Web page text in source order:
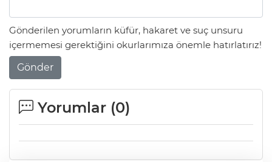
Gönderilen yorumların küfür, hakaret ve suç unsuru
içermemesi gerektiğini okurlarımıza önemle hatırlatırız!
Gönder
Yorumlar (0)